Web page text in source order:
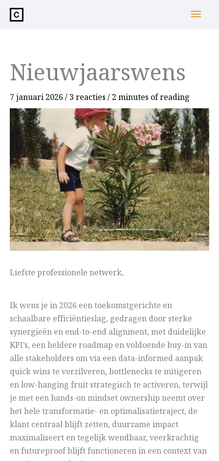
inhoud
Nieuwjaarswens
7 januari 2026 / 3 reacties / 2 minutes of reading
Liefste professionele netwerk,
Ik wens je in 2026 een toekomstgerichte en
schaalbare efficiëntieslag, gedragen door sterke
synergieën en end-to-end alignment, met duidelijke
KPI’s, een heldere roadmap en voldoende buy-in van
alle stakeholders om via een data-informed aanpak
quick wins te verzilveren, bottlenecks te mitigeren
en low-hanging fruit strategisch te activeren, terwijl
je met een hands-on mindset ownership neemt over
het hele transformatie- en optimalisatietraject, de
klant centraal blijft zetten, duurzame impact
maximaliseert en tegelijk wendbaar, veerkrachtig
en futureproof blijft functioneren in een context van